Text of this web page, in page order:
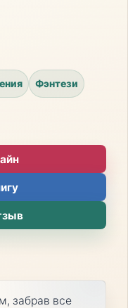
Фэнтези
забрав все